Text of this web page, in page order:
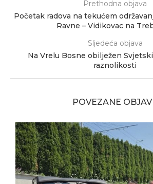
Prethodna objava
Početak radova na tekućem
Ravne – Vidikovac na
Sljedeća objava
Na Vrelu Bosne obilježen
raznolikosti
POVEZANE